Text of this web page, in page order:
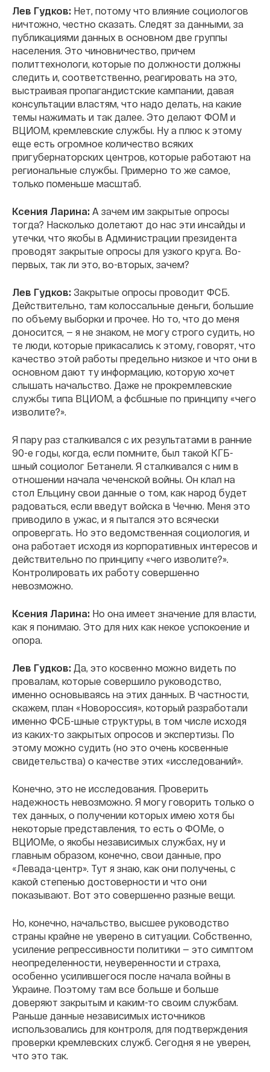
Лев Гудков: Нет, потому что влияние социологов
ничтожно, честно сказать. Следят за данными, за
публикациями данных в основном две группы
населения. Это чиновничество, причем
политтехнологи, которые по должности должны
следить и, соответственно, реагировать на это,
выстраивая пропагандистские кампании, давая
консультации властям, что надо делать, на какие
темы нажимать и так далее. Это делают ФОМ и
ВЦИОМ, кремлевские службы. Ну а плюс к этому
еще есть огромное количество всяких
пригубернаторских центров, которые работают на
региональные службы. Примерно то же самое,
только поменьше масштаб.
Ксения Ларина: А зачем им закрытые опросы
тогда? Насколько долетают до нас эти инсайды и
утечки, что якобы в Администрации президента
проводят закрытые опросы для узкого круга. Во-
первых, так ли это, во-вторых, зачем?
Лев Гудков: Закрытые опросы проводит ФСБ.
Действительно, там колоссальные деньги, большие
по объему выборки и прочее. Но то, что до меня
доносится, — я не знаком, не могу строго судить, но
те люди, которые прикасались к этому, говорят, что
качество этой работы предельно низкое и что они в
основном дают ту информацию, которую хочет
слышать начальство. Даже не прокремлевские
службы типа ВЦИОМ, а фсбшные по принципу «чего
изволите?».
Я пару раз сталкивался с их результатами в ранние
90-е годы, когда, если помните, был такой КГБ-
шный социолог Бетанели. Я сталкивался с ним в
отношении начала чеченской войны. Он клал на
стол Ельцину свои данные о том, как народ будет
радоваться, если введут войска в Чечню. Меня это
приводило в ужас, и я пытался это всячески
опровергать. Но это ведомственная социология, и
она работает исходя из корпоративных интересов и
действительно по принципу «чего изволите?».
Контролировать их работу совершенно
невозможно.
Ксения Ларина: Но она имеет значение для власти,
как я понимаю. Это для них как некое успокоение и
опора.
Лев Гудков: Да, это косвенно можно видеть по
провалам, которые совершило руководство,
именно основываясь на этих данных. В частности,
скажем, план «Новороссия», который разработали
именно ФСБ-шные структуры, в том числе исходя
из каких-то закрытых опросов и экспертизы. По
этому можно судить (но это очень косвенные
свидетельства) о качестве этих «исследований».
Конечно, это не исследования. Проверить
надежность невозможно. Я могу говорить только о
тех данных, о получении которых имею хотя бы
некоторые представления, то есть о ФОМе, о
ВЦИОМе, о якобы независимых службах, ну и
главным образом, конечно, свои данные, про
«Левада-центр». Тут я знаю, как они получены, с
какой степенью достоверности и что они
показывают. Вот это совершенно разные вещи.
Но, конечно, начальство, высшее руководство
страны крайне не уверено в ситуации. Собственно,
усиление репрессивности политики — это симптом
неопределенности, неуверенности и страха,
особенно усилившегося после начала войны в
Украине. Поэтому там все больше и больше
доверяют закрытым и каким-то своим службам.
Раньше данные независимых источников
использовались для контроля, для подтверждения
проверки кремлевских служб. Сегодня я не уверен,
что это так.